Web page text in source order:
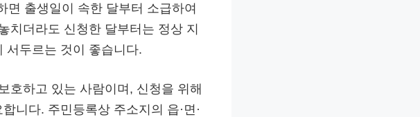
면 출생일이 속한 달부터 소급하여
치더라도 신청한 달부터는 정상 지
서두르는 것이 좋습니다.
호하고 있는 사람이며, 신청을 위해
니다. 주민등록상 주소지의 읍·면·